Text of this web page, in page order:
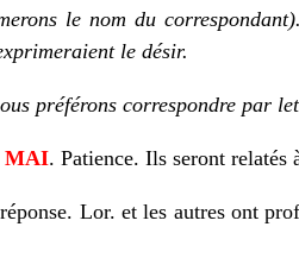
le nom du
le désir.
préférons correspondre par
MAI. Patience. Ils seront relatés
Lor. et les autres ont